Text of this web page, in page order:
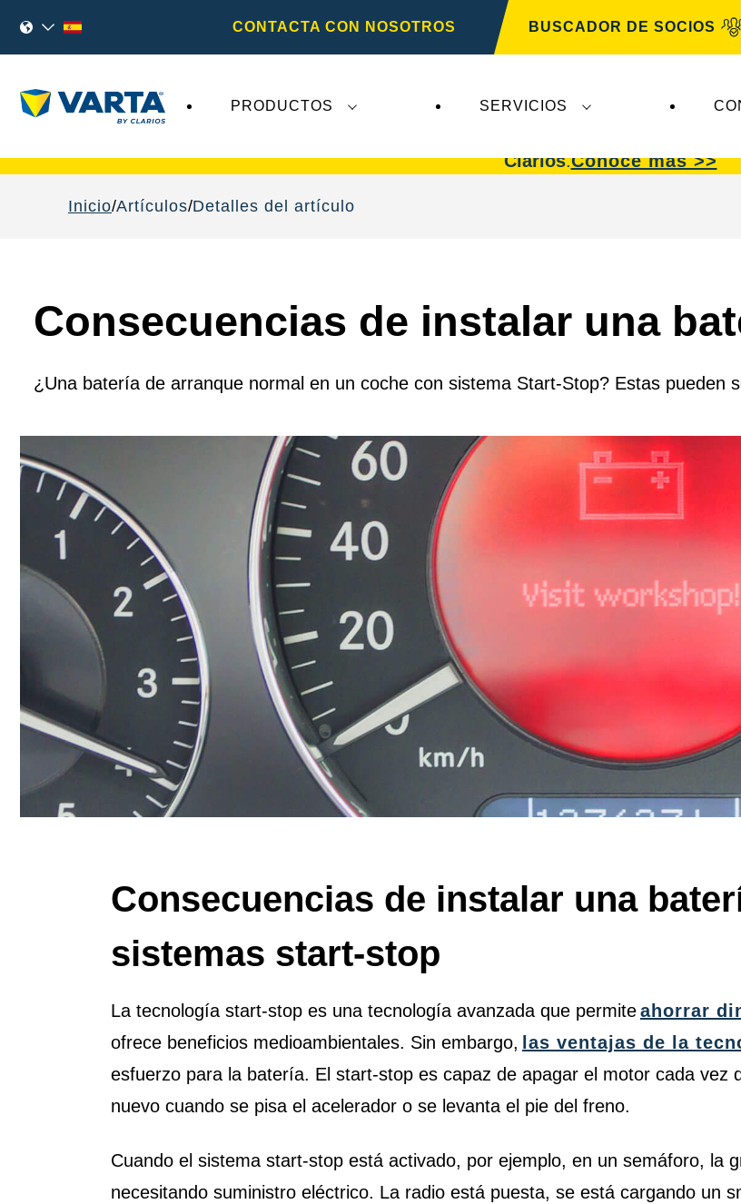
CONTACTA CON NOSOTROS BUSCADOR DE SOCIOS
PRODUCTOS SERVICIOS
Clarios.Conoce más >>
Inicio Artículos Detalles del artículo
Consecuencias de instalar una
¿Una batería de arranque normal en un coche con sistema Start-Stop? Estas pueden
Consecuencias de instalar una
sistemas start-stop
La tecnología start-stop es una tecnología avanzada que permiteahorrar
ofrece beneficios medioambientales. Sin embargo, las ventajas de la
esfuerzo para la batería. El start-stop es capaz de apagar el motor cada vez
nuevo cuando se pisa el acelerador o se levanta el pie del freno.
Cuando el sistema start-stop está activado, por ejemplo, en un semáforo, la
necesitando suministro eléctrico. La radio está puesta, se está cargando un